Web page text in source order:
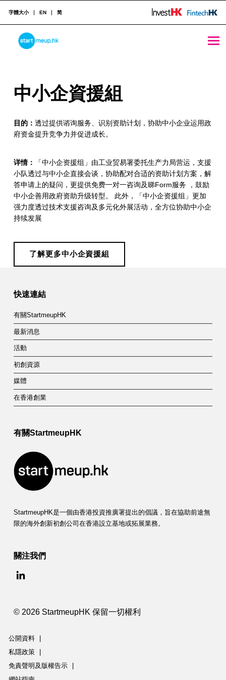
STARTMEUPHK
STARTMEUPHK FESTIVAL IS THE LEADING STARTUP AND INNOVATION CONFERENCE EVENT IN HONG KONG
字體大小 EN 简
中
企
援
組
中小企資援組
目的： 透过提供谘询服务、识别资助计划，协助中小企业运用政
府资金提升竞争力并促进成长。
详情：
「中小企资援组」由工业贸易署委托生产力局营运，支援
小队透过与中小企直接会谈，协助配对合适的资助计划方案，解
答申请上的疑问，更提供免费一对一咨询及睇Form服务 ，鼓励
中小企善用政府资助升级转型。 此外，「中小企资援组」更加
强力度透过技术支援咨询及多元化外展活动，全方位协助中小企
持续发展
了解更多中小企資援組
Skip back to main navigation
快速連結
有關StartmeupHK
最新消息
活動
初創資源
媒體
在香港創業
有關StartmeupHK
StartmeupHK是一個由香港投資推廣署提出的倡議，旨在協助前途無
限的海外創新初創公司在香港設立基地或拓展業務。
關注我們
© 2026 StartmeupHK 保留一切權利
公開資料
私隱政策
免責聲明及版權告示